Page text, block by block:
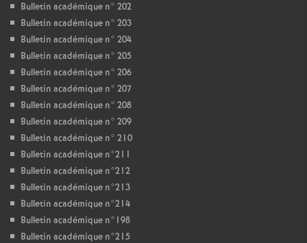
Bulletin académique n° 202
Bulletin académique n° 203
Bulletin académique n° 204
Bulletin académique n° 205
Bulletin académique n° 206
Bulletin académique n° 207
Bulletin académique n° 208
Bulletin académique n° 209
Bulletin académique n° 210
Bulletin académique n°211
Bulletin académique n°212
Bulletin académique n°213
Bulletin académique n°214
Bulletin académique n°198
Bulletin académique n°215